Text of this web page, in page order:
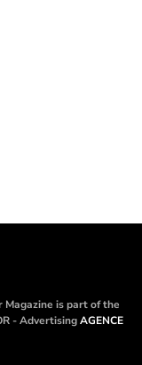
Magazine is part of the
- AdvertisingAGENCE